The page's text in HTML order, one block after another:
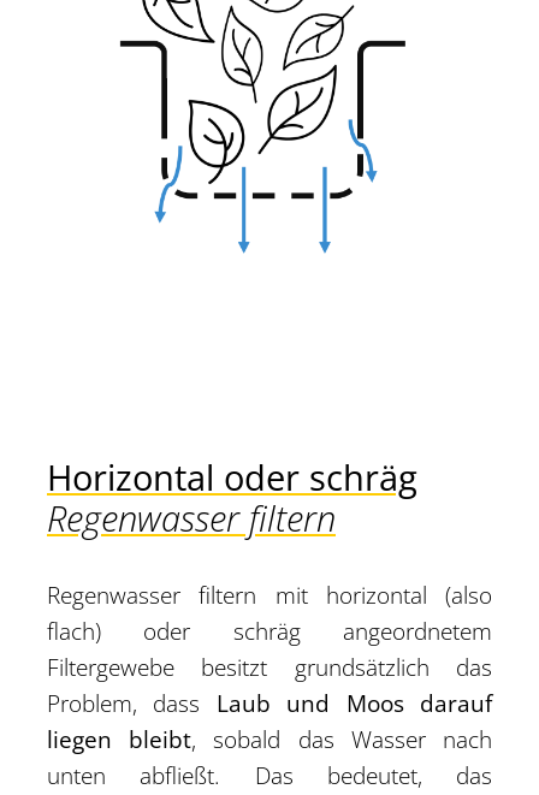
Horizontal oder schräg
Regenwasser filtern
Regenwasser filtern mit horizontal (also
flach) oder schräg angeordnetem
Filtergewebe besitzt grundsätzlich das
Problem, dass Laub und Moos darauf
liegen bleibt, sobald das Wasser nach
unten abfließt. Das bedeutet, das